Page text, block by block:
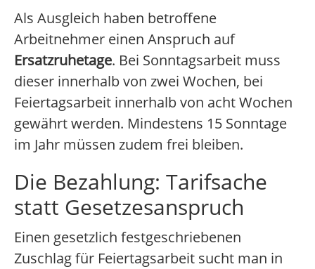
Als Ausgleich haben betroffene
Arbeitnehmer einen Anspruch auf
Ersatzruhetage. Bei Sonntagsarbeit muss
dieser innerhalb von zwei Wochen, bei
Feiertagsarbeit innerhalb von acht Wochen
gewährt werden. Mindestens 15 Sonntage
im Jahr müssen zudem frei bleiben.
Die Bezahlung: Tarifsache
statt Gesetzesanspruch
Einen gesetzlich festgeschriebenen
Zuschlag für Feiertagsarbeit sucht man in